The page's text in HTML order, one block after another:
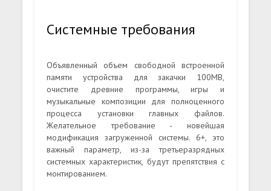
Системные требования
Объявленный объем свободной встроенной
памяти устройства для закачки 100MB,
очистите древние программы, игры и
музыкальные композиции для полноценного
процесса установки главных файлов.
Желательное требование - новейшая
модификация загруженной системы. 6+, это
важный параметр, из-за третьеразрядных
системных характеристик, будут препятствия с
монтированием.